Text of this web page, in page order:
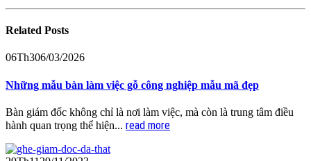
Related Posts
06Th306/03/2026
Những mẫu bàn làm việc gỗ công nghiệp mẫu mã đẹp
Bàn giám đốc không chỉ là nơi làm việc, mà còn là trung tâm điều
hành quan trọng thể hiện... read more